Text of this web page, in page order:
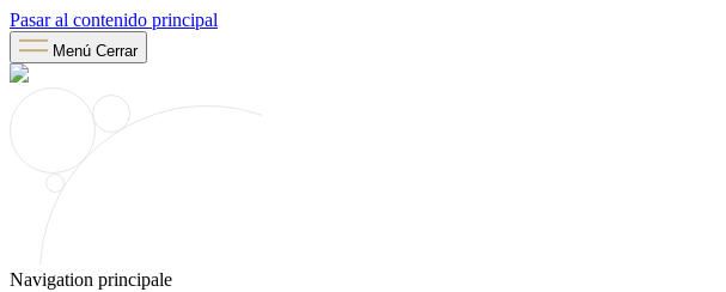
Pasar al contenido principal
Menú Cerrar
Navigation principale